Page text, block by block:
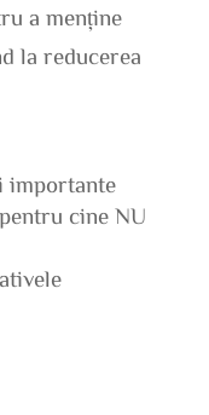
a menține
la reducerea
importante
cine NU